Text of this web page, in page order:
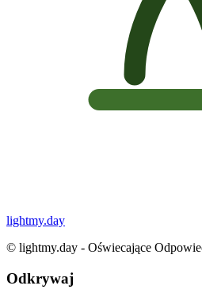
lightmy.day
© lightmy.day - Oświecające
Odkrywaj